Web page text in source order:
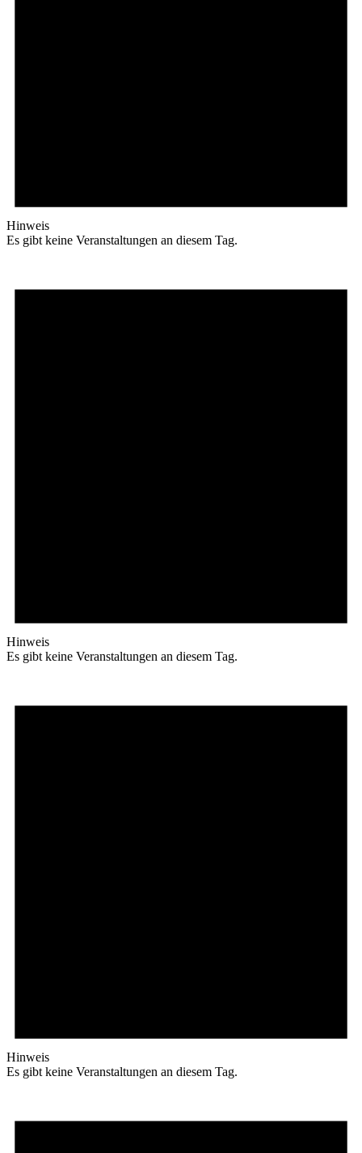
Hinweis
Es gibt keine Veranstaltungen an diesem Tag.
Hinweis
Es gibt keine Veranstaltungen an diesem Tag.
Hinweis
Es gibt keine Veranstaltungen an diesem Tag.